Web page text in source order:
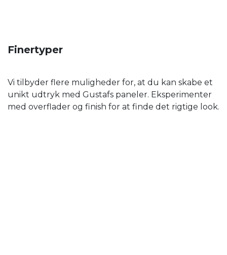
Finertyper
Vi tilbyder flere muligheder for, at du kan skabe et
unikt udtryk med Gustafs paneler. Eksperimenter
med overflader og finish for at finde det rigtige look.